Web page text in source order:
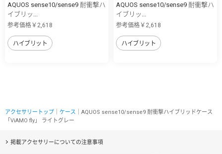
AQUOS sense10/sense9 耐衝撃ハ
イブリッ...
参考価格￥2,618
ハイブリット
AQUOS sense10/sense9 耐衝撃ハ
イブリッ...
参考価格￥2,618
ハイブリット
アクセサリートップ ケース ｜AQUOS sense10/sense9 耐衝撃ハイブリッドケース
「ViAMO fly」 ライトグレー
掲載アクセサリーについての注意事項